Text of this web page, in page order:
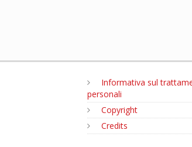
Informativa sul
personali
Copyright
Credits